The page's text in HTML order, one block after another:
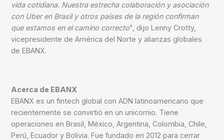
vida cotidiana. Nuestra estrecha colaboración y asociación
con Uber en Brasil y otros países de la región confirman
que estamos en el camino correcto", dijo Lenny Crotty,
vicepresidente de América del Norte y alianzas globales
de EBANX.
Acerca de EBANX
EBANX es un fintech global con ADN latinoamericano que
recientemente se convirtió en un unicornio. Tiene
operaciones en Brasil, México, Argentina, Colombia, Chile,
Perú, Ecuador y Bolivia. Fue fundado en 2012 para cerrar